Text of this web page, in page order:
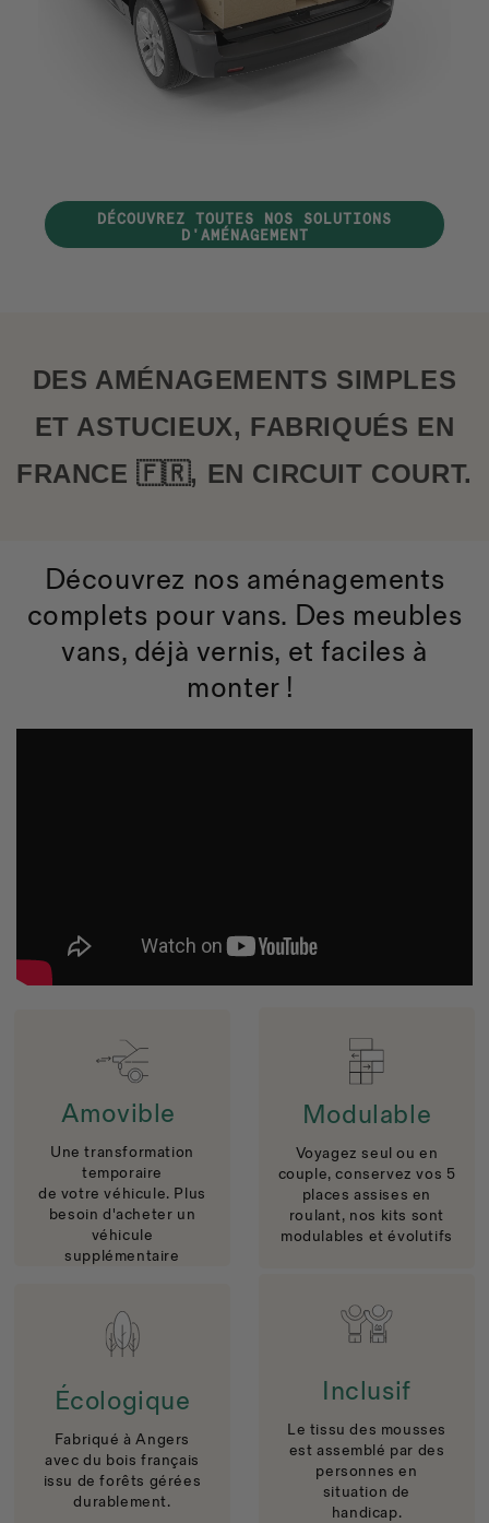
DÉCOUVREZ TOUTES NOS SOLUTIONS
D'AMÉNAGEMENT
DES AMÉNAGEMENTS SIMPLES
ET ASTUCIEUX, FABRIQUÉS EN
FRANCE 🇫🇷, EN CIRCUIT COURT.
Découvrez nos aménagements
complets pour vans. Des meubles
vans, déjà vernis, et faciles à
monter !
Amovible
Une transformation
temporaire
de votre véhicule. Plus
besoin d'acheter un
véhicule
supplémentaire
Modulable
Voyagez seul ou en
couple, conservez vos 5
places assises en
roulant, nos kits sont
modulables et évolutifs
Écologique
Fabriqué à Angers
avec du bois français
issu de forêts gérées
durablement.
Inclusif
Le tissu des mousses
est assemblé par des
personnes en
situation de
handicap.